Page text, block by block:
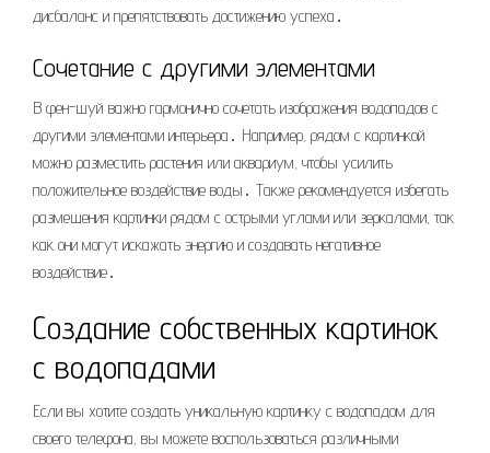
дисбаланс и препятствовать достижению успеха․
Сочетание с другими элементами
В фен-шуй важно гармонично сочетать изображения водопадов с
другими элементами интерьера․ Например, рядом с картинкой
можно разместить растения или аквариум, чтобы усилить
положительное воздействие воды․ Также рекомендуется избегать
размещения картинки рядом с острыми углами или зеркалами, так
как они могут искажать энергию и создавать негативное
воздействие․
Создание собственных картинок
с водопадами
Если вы хотите создать уникальную картинку с водопадом для
своего телефона, вы можете воспользоваться различными